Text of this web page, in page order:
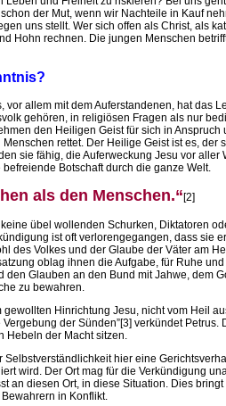
der Mut, wenn wir Nachteile in Kauf
uns stellt. Wer sich offen als Christ, als
Hohn rechnen. Die jungen Menschen
vor allem mit dem Auferstandenen, hat das
gehören, in religiösen Fragen als nur
den Heiligen Geist für sich in Anspruch
rettet. Der Heilige Geist ist es, der
sie fähig, die Auferweckung Jesu vor aller
Botschaft durch die ganze Welt.
als den Menschen.“[2]
übel wollenden Schurken, Diktatoren
ist oft verlorengegangen, dass sie
des Volkes und der Glaube der Väter am
oblag ihnen die Aufgabe, für Ruhe
Glauben an den Bund mit Jahwe, dem
zu bewahren.
gewollten Hinrichtung Jesu, nicht vom Heil
der Sünden”[3] verkündet Petrus.
Hebeln der Macht sitzen.
Selbstverständlichkeit hier eine
wird. Der Ort mag für die Verkündigung
an diesen Ort, in diese Situation. Dies bringt
in Konflikt.